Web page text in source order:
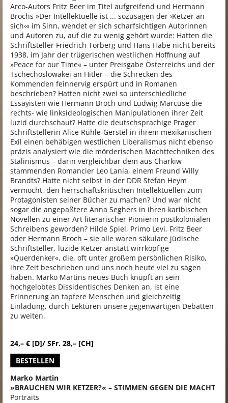
Arco-Autors Fritz Beer im Titel aufgreifend und Hermann
Brochs »Der Intellektuelle ist ... sozusagen der ›Ketzer an
sich‹« im Sinn, wendet er sich scharfsichtigen Autorinnen
und Autoren zu, auf die zu wenig gehört wurde: Hatten die
Schriftsteller Friedrich Torberg und Hans Habe nicht bereits
1938, im Jahr der trügerischen westlichen Hoffnung auf
»Peace for our Time« – unter Preisgabe Österreichs und der
Tschechoslowakei an Hitler – die Schrecken des
Kommenden feinnervig erspürt und in Romanen
beschrieben? Hatten nicht zwei so unterschiedliche
Essayisten wie Hermann Broch und Ludwig Marcuse die
rechts- wie linksideologischen Manipulationen ihrer Zeit
luzid durchschaut? Hatte die deutschsprachige Prager
Schriftstellerin Alice Rühle-Gerstel in ihrem mexikanischen
Exil einen behäbigen westlichen Liberalismus nicht ebenso
präzis analysiert wie die mörderischen Machttechniken des
Stalinismus – darin vergleichbar dem aus Charkiw
stammenden Romancier Leo Lania, einem Freund Willy
Brandts? Hatte nicht selbst in der DDR Stefan Heym
vermocht, den herrschaftskritischen Intellektuellen zum
Protagonisten seiner Bücher zu machen? Und war nicht
sogar die angepaßtere Anna Seghers in ihren karibischen
Novellen zu einer Art literarischer Pionierin postkolonialen
Schreibens geworden? Hilde Spiel, Primo Levi, Fritz Beer
oder Hermann Broch – sie alle waren säkulare jüdische
Schriftsteller, luzide Ketzer anstatt wirrköpfige
»Querdenker«, die, oft unter großem persönlichen Risiko,
ihre Zeit beschrieben und uns noch heute viel zu sagen
haben. Marko Martins neues Buch knüpft an sein
hochgelobtes Dissidentisches Denken an, ist eine
Erinnerung an tapfere Menschen und gleichzeitig
Einladung, durch Lektüren unsere gegenwärtigen Debatten
zu weiten.
24,– € [D]/ SFr. 28,– [CH]
BESTELLEN
Marko Martin
»BRAUCHEN WIR KETZER?« – STIMMEN GEGEN DIE MACHT
Portraits